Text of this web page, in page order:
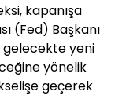
kapanışa
(Fed) Başkanı
gelecekte yeni
yönelik
geçerek